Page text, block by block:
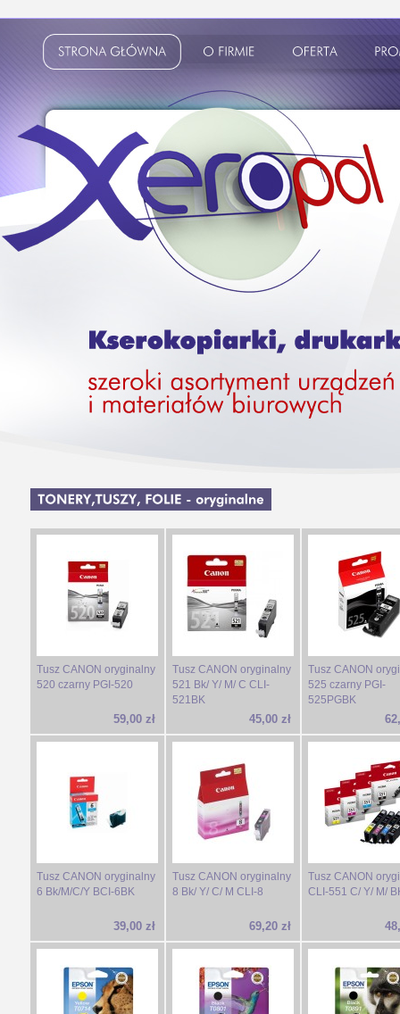
Tusz CANON oryginalny
520 czarny PGI-520
59,00 zł
Tusz CANON oryginalny
521 Bk/ Y/ M/ C CLI-
521BK
45,00 zł
Tusz CANON
525 czarny PGI-
525PGBK
Tusz CANON oryginalny
6 Bk/M/C/Y BCI-6BK
39,00 zł
Tusz CANON oryginalny
8 Bk/ Y/ C/ M CLI-8
69,20 zł
Tusz CANON
CLI-551 C/ Y/ M/